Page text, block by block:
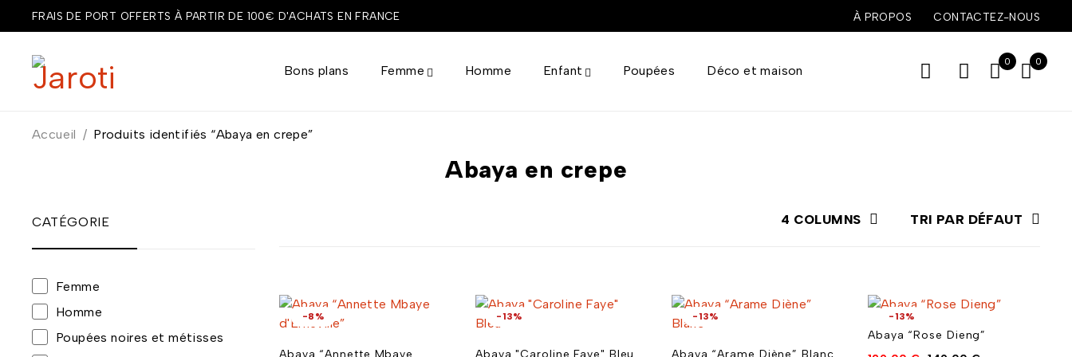
FRAIS DE PORT OFFERTS À PARTIR DE 100€ D'ACHATS EN FRANCE À PROPOS CONTACTEZ-NOUS
Bons plans Femme Homme Enfant Poupées Déco et maison
0 0
Abaya en crepe
Accueil / Produits identifiés “Abaya en crepe”
4 COLUMNS
CATÉGORIE
Femme
Homme
Poupées noires et métisses
TRI PAR DÉFAUT
-8%
Abaya “Annette Mbaye
-13%
Abaya "Caroline Faye" Bleu
-13%
Abaya “Arame Diène” Blanc
-13%
Abaya “Rose Dieng”